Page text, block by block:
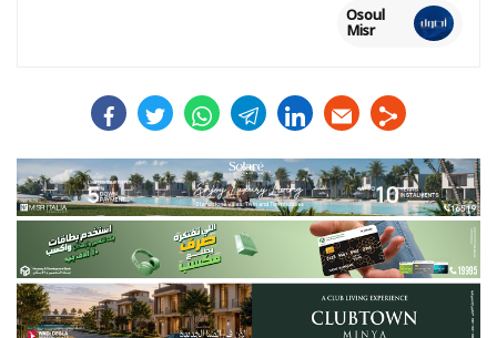
Osoul
Misr
facebooktwitterwhatstelegramlinkedin